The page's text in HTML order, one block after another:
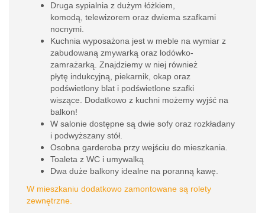
Druga sypialnia z dużym łóżkiem,
komodą, telewizorem oraz dwiema szafkami
nocnymi.
Kuchnia wyposażona jest w meble na wymiar z
zabudowaną zmywarką oraz lodówko-
zamrażarką. Znajdziemy w niej również
płytę indukcyjną, piekarnik, okap oraz
podświetlony blat i podświetlone szafki
wiszące. Dodatkowo z kuchni możemy wyjść na
balkon!
W salonie dostępne są dwie sofy oraz rozkładany
i podwyższany stół.
Osobna garderoba przy wejściu do mieszkania.
Toaleta z WC i umywalką
Dwa duże balkony idealne na poranną kawę.
W mieszkaniu dodatkowo zamontowane są rolety
zewnętrzne.